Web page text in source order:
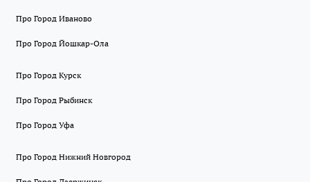
Про Город Иваново
Про Город Йошкар-Ола
Про Город Курск
Про Город Рыбинск
Про Город Уфа
Про Город Нижний Новгород